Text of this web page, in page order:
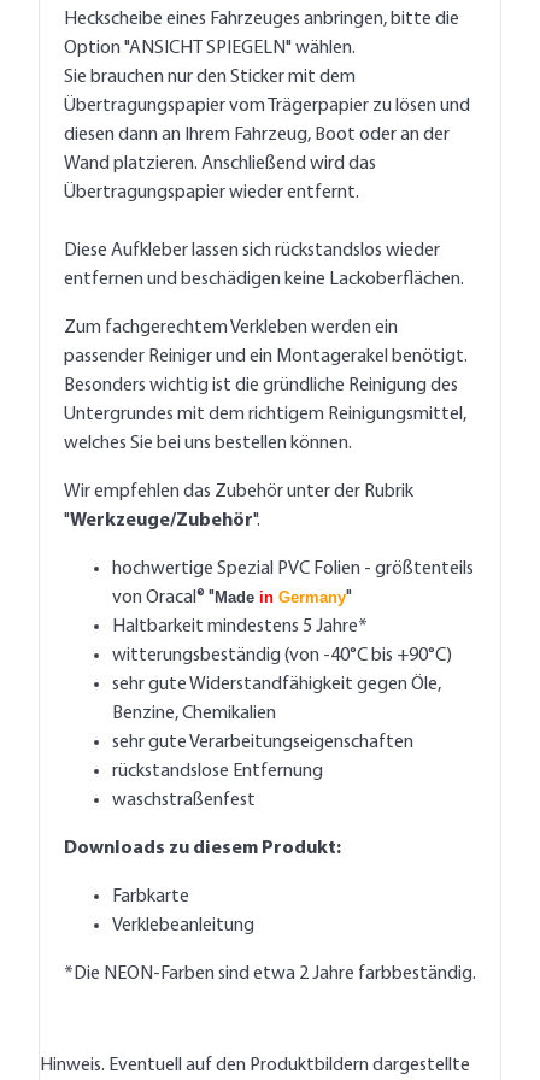
Heckscheibe eines Fahrzeuges anbringen, bitte die
Option "ANSICHT SPIEGELN" wählen.
Sie brauchen nur den Sticker mit dem
Übertragungspapier vom Trägerpapier zu lösen und
diesen dann an Ihrem Fahrzeug, Boot oder an der
Wand platzieren. Anschließend wird das
Übertragungspapier wieder entfernt.
Diese Aufkleber lassen sich rückstandslos wieder
entfernen und beschädigen keine Lackoberflächen.
Zum fachgerechtem Verkleben werden ein
passender Reiniger und ein Montagerakel benötigt.
Besonders wichtig ist die gründliche Reinigung des
Untergrundes mit dem richtigem Reinigungsmittel,
welches Sie bei uns bestellen können.
Wir empfehlen das Zubehör unter der Rubrik
"Werkzeuge/Zubehör".
hochwertige Spezial PVC Folien - größtenteils
von Oracal® "Made in Germany"
Haltbarkeit mindestens 5 Jahre*
witterungsbeständig (von -40°C bis +90°C)
sehr gute Widerstandfähigkeit gegen Öle,
Benzine, Chemikalien
sehr gute Verarbeitungseigenschaften
rückstandslose Entfernung
waschstraßenfest
Downloads zu diesem Produkt:
Farbkarte
Verklebeanleitung
*Die NEON-Farben sind etwa 2 Jahre farbbeständig.
Hinweis. Eventuell auf den Produktbildern dargestellte